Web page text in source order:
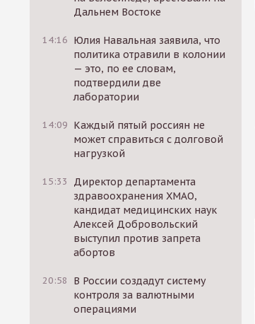
Дальнем Востоке
14:16 Юлия Навальная заявила, что
политика отравили в колонии
— это, по ее словам,
подтвердили две
лаборатории
14:09 Каждый пятый россиян не
может справиться с долговой
нагрузкой
15:33
Директор департамента
здравоохранения ХМАО,
кандидат медицинских наук
Алексей Добровольский
выступил против запрета
абортов
20:58
В России создадут систему
контроля за валютными
операциями